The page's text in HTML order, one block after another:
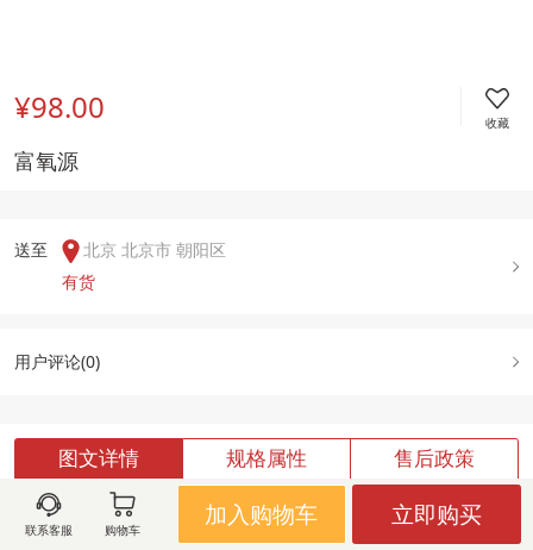
¥98.00 收藏
富氧源
送至
北京 北京市 朝阳区
有货
用户评论(0)
图文详情 规格属性 售后政策
联系客服 购物车
加入购物车 立即购买